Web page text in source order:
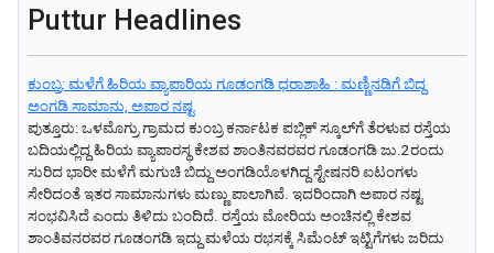
Puttur Headlines
ಕುಂಬ್ರ: ಮಳೆಗೆ ಹಿರಿಯ ವ್ಯಾಪಾರಿಯ ಗೂಡಂಗಡಿ ಧರಾಶಾಹಿ : ಮಣ್ಣಿನಡಿಗೆ ಬಿದ್ದ
ಅಂಗಡಿ ಸಾಮಾನು, ಅಪಾರ ನಷ್ಟ
ಪುತ್ತೂರು: ಒಳಮೊಗ್ರು ಗ್ರಾಮದ ಕುಂಬ್ರ ಕರ್ನಾಟಕ ಪಬ್ಲಿಕ್ ಸ್ಕೂಲ್‌ಗೆ ತೆರಳುವ ರಸ್ತೆಯ
ಬದಿಯಲ್ಲಿದ್ದ ಹಿರಿಯ ವ್ಯಾಪಾರಸ್ಥ ಕೇಶವ ಶಾಂತಿನವರವರ ಗೂಡಂಗಡಿ ಜು.2ರಂದು
ಸುರಿದ ಭಾರೀ ಮಳೆಗೆ ಮಗುಚಿ ಬಿದ್ದು ಅಂಗಡಿಯೊಳಗಿದ್ದ ಸ್ಟೇಷನರಿ ಐಟಂಗಳು
ಸೇರಿದಂತೆ ಇತರ ಸಾಮಾನುಗಳು ಮಣ್ಣು ಪಾಲಾಗಿವೆ. ಇದರಿಂದಾಗಿ ಅಪಾರ ನಷ್ಟ
ಸಂಭವಿಸಿದೆ ಎಂದು ತಿಳಿದು ಬಂದಿದೆ. ರಸ್ತೆಯ ಮೋರಿಯ ಅಂಚಿನಲ್ಲಿ ಕೇಶವ
ಶಾಂತಿವನರವರ ಗೂಡಂಗಡಿ ಇದ್ದು ಮಳೆಯ ರಭಸಕ್ಕೆ ಸಿಮೆಂಟ್ ಇಟ್ಟಿಗೆಗಳು ಜರಿದು